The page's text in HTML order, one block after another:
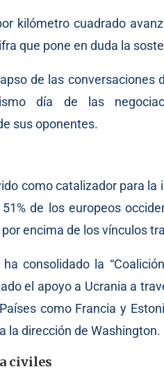
kilómetro cuadrado
que pone en duda la
de las conversaciones
día de las
sus oponentes.
como catalizador para
de los europeos
encima de los vínculos
consolidado la
el apoyo a Ucrania a
como Francia y
la dirección de Washington.
civiles